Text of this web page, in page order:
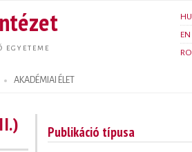
HU
EN
RO
AKADÉMIAI ÉLET
Publikáció típusa